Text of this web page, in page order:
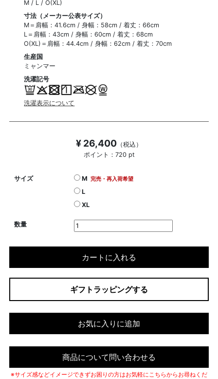
M / L / O(XL)
寸法（メーカー公表サイズ）
M＝肩幅：41.6cm / 身幅：58cm / 着丈：66cm
L＝肩幅：43cm / 身幅：60cm / 着丈：68cm
O(XL)＝肩幅：44.4cm / 身幅：62cm / 着丈：70cm
生産国
ミャンマー
洗濯記号
洗濯表示について
¥ 26,400 （税込）
ポイント：720 pt
サイズ M 完売・再入荷希望
L
XL
数量
カートに入れる
ギフトラッピングする
お気に入りに追加
商品について問い合わせる
※サイズ感などイメージできずお困りの方はお気軽にこちらからお尋ねくだ